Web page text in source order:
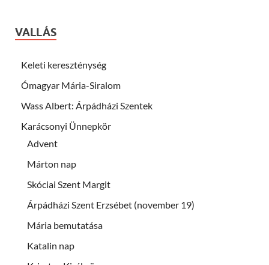
VALLÁS
Keleti kereszténység
Ómagyar Mária-Siralom
Wass Albert: Árpádházi Szentek
Karácsonyi Ünnepkör
Advent
Márton nap
Skóciai Szent Margit
Árpádházi Szent Erzsébet (november 19)
Mária bemutatása
Katalin nap